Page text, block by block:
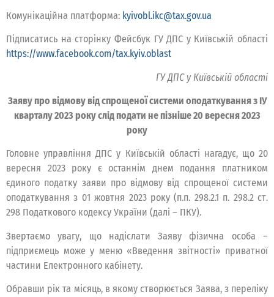
Комунікаційна платформа: kyivobl.ikc@tax.gov.ua
Підписатись на сторінку Фейсбук ГУ ДПС у Київській області
https://www.facebook.com/tax.kyiv.oblast
ГУ ДПС у Київській області
Заяву про відмову від спрощеної системи оподаткування з ІУ
кварталу 2023 року слід подати не пізніше 20 вересня 2023
року
Головне управління ДПС у Київській області нагадує, що 20
вересня 2023 року є останнім днем подання платником
єдиного податку заяви про відмову від спрощеної системи
оподаткування з 01 жовтня 2023 року (п.п. 298.2.1 п. 298.2 ст.
298 Податкового кодексу України (далі – ПКУ).
Звертаємо увагу, що надіслати Заяву фізична особа –
підприємець може у меню «Введення звітності» приватної
частини Електронного кабінету.
Обравши рік та місяць, в якому створюється Заява, з переліку